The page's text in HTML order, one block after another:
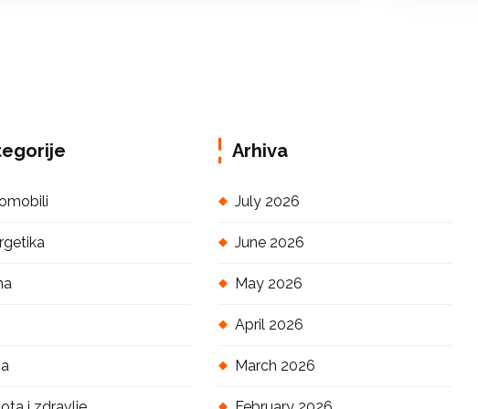
Arhiva
July 2026
June 2026
May 2026
April 2026
March 2026